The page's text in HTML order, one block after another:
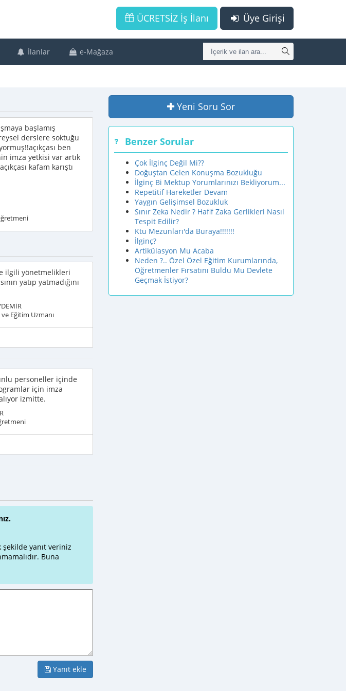
Üye Girişi
ÜCRETSİZ İş İlanı
İlanlar e-Mağaza
başlamış
derslere soktuğu
ben
imza yetkisi var artık
kafam karıştı
ilgili yönetmelikleri
yatıp yatmadığını
Eğitim Uzmanı
personeller içinde
için imza
izmitte.
şekilde yanıt veriniz
Buna
Yanıt ekle
Yeni Soru Sor
Benzer Sorular
Çok İlginç Değil Mi??
Doğuştan Gelen Konuşma Bozukluğu
İlginç Bi Mektup Yorumlarınızı Bekliyorum...
Repetitif Hareketler Devam
Yaygın Gelişimsel Bozukluk
Sınır Zeka Nedir ? Hafif Zaka Gerlikleri Nasıl
Tespit Edilir?
Ktu Mezunları'da Buraya!!!!!!!
İlginç?
Artikülasyon Mu Acaba
Neden ?.. Özel Özel Eğitim Kurumlarında,
Öğretmenler Fırsatını Buldu Mu Devlete
Geçmak İstiyor?